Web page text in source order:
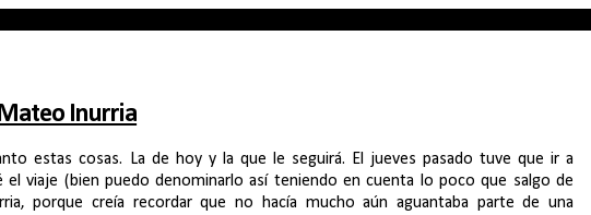
Inurria
estas cosas. La de hoy y la que le seguirá. El jueves pasado tuve que ir a
el viaje (bien puedo denominarlo así teniendo en cuenta lo poco que salgo de
porque creía recordar que no hacía mucho aún aguantaba parte de una